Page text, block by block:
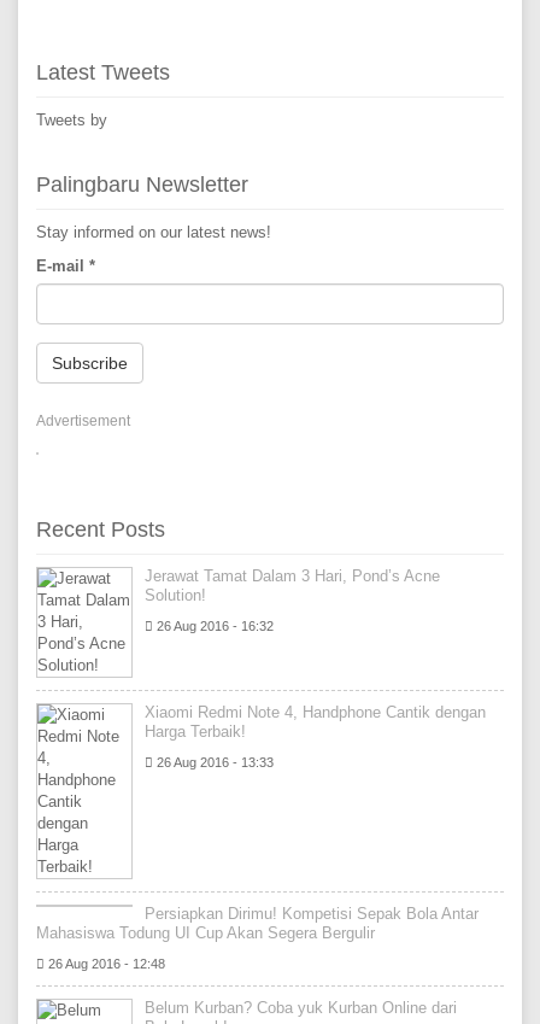
Latest Tweets
Tweets by
Palingbaru Newsletter
Stay informed on our latest news!
E-mail *
Subscribe
Advertisement
Recent Posts
Jerawat Tamat Dalam 3 Hari, Pond’s Acne
Solution!
26 Aug 2016 - 16:32
Xiaomi Redmi Note 4, Handphone Cantik dengan
Harga Terbaik!
26 Aug 2016 - 13:33
Persiapkan Dirimu! Kompetisi Sepak Bola Antar
Mahasiswa Todung UI Cup Akan Segera Bergulir
26 Aug 2016 - 12:48
Belum Kurban? Coba yuk Kurban Online dari